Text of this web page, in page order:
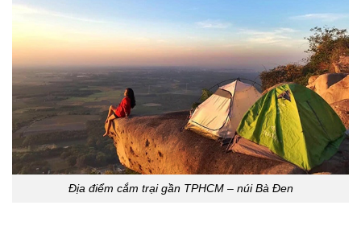
Địa điểm cắm trại gần TPHCM – núi Bà Đen